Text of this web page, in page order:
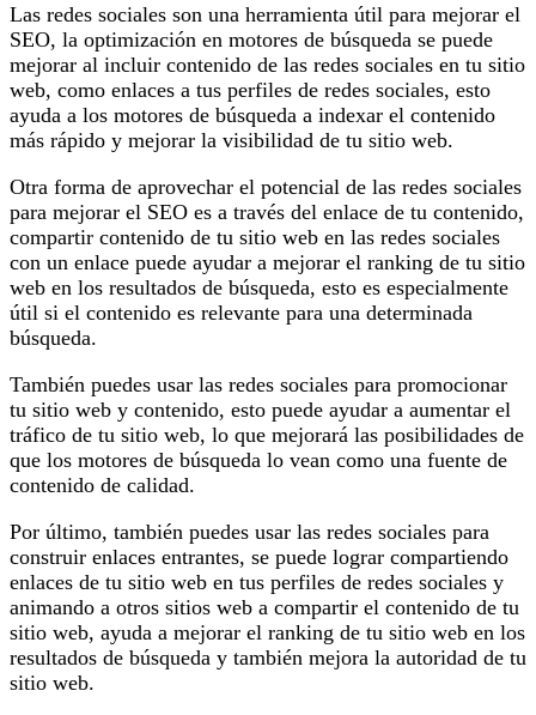
Las redes sociales son una herramienta útil para mejorar el
SEO, la optimización en motores de búsqueda se puede
mejorar al incluir contenido de las redes sociales en tu sitio
web, como enlaces a tus perfiles de redes sociales, esto
ayuda a los motores de búsqueda a indexar el contenido
más rápido y mejorar la visibilidad de tu sitio web.
Otra forma de aprovechar el potencial de las redes sociales
para mejorar el SEO es a través del enlace de tu contenido,
compartir contenido de tu sitio web en las redes sociales
con un enlace puede ayudar a mejorar el ranking de tu sitio
web en los resultados de búsqueda, esto es especialmente
útil si el contenido es relevante para una determinada
búsqueda.
También puedes usar las redes sociales para promocionar
tu sitio web y contenido, esto puede ayudar a aumentar el
tráfico de tu sitio web, lo que mejorará las posibilidades de
que los motores de búsqueda lo vean como una fuente de
contenido de calidad.
Por último, también puedes usar las redes sociales para
construir enlaces entrantes, se puede lograr compartiendo
enlaces de tu sitio web en tus perfiles de redes sociales y
animando a otros sitios web a compartir el contenido de tu
sitio web, ayuda a mejorar el ranking de tu sitio web en los
resultados de búsqueda y también mejora la autoridad de tu
sitio web.